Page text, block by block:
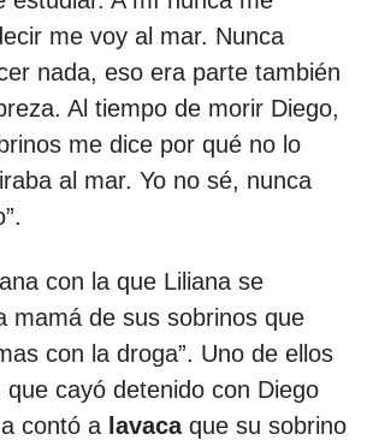
me voy al mar. Nunca
nada, eso era parte también
Al tiempo de morir Diego,
me dice por qué no lo
al mar. Yo no sé, nunca
con la que Liliana se
mamá de sus sobrinos que
con la droga”. Uno de ellos
cayó detenido con Diego
contó a lavacaque su sobrino